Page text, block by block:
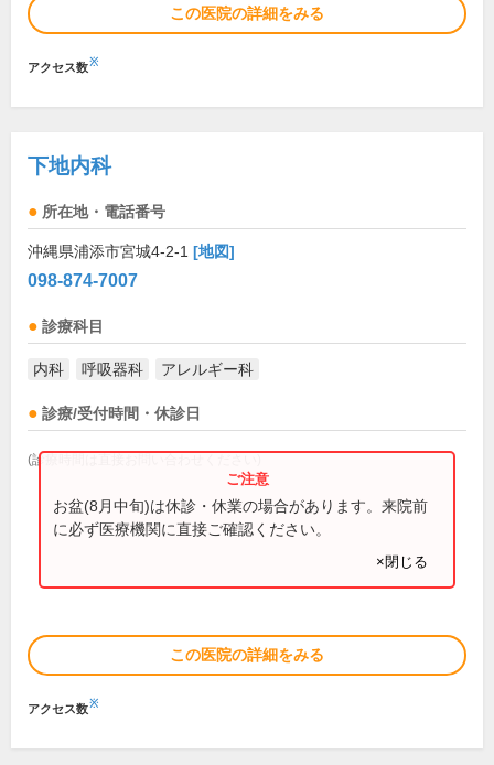
この医院の詳細をみる
アクセス数※
下地内科
所在地・電話番号
沖縄県浦添市宮城4-2-1 [地図]
098-874-7007
診療科目
内科 呼吸器科 アレルギー科
診療/受付時間・休診日
(診療時間は直接お問い合わせください)
お盆(8月中旬)は休診・休業の場合があります。来院前
に必ず医療機関に直接ご確認ください。
×閉じる
この医院の詳細をみる
アクセス数※